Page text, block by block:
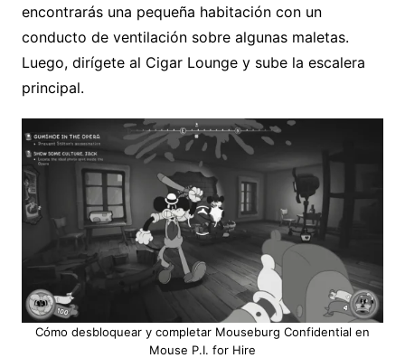
encontrarás una pequeña habitación con un
conducto de ventilación sobre algunas maletas.
Luego, dirígete al Cigar Lounge y sube la escalera
principal.
Cómo desbloquear y completar Mouseburg Confidential en
Mouse P.I. for Hire